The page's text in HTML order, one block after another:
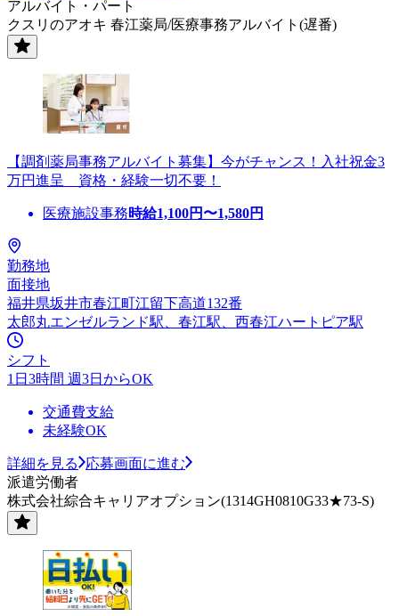
アルバイト・パート
クスリのアオキ 春江薬局/医療事務アルバイト(遅番)
【調剤薬局事務アルバイト募集】今がチャンス！入社祝金3
万円進呈 資格・経験一切不要！
医療施設事務時給1,100円〜1,580円
勤務地
面接地
福井県坂井市春江町江留下高道132番
太郎丸エンゼルランド駅、春江駅、西春江ハートピア駅
シフト
1日3時間 週3日からOK
交通費支給
未経験OK
詳細を見る
応募画面に進む
派遣労働者
株式会社綜合キャリアオプション(1314GH0810G33★73-S)